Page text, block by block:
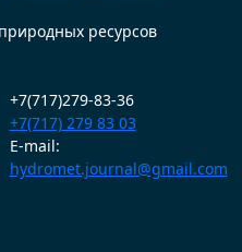
ресурсов
+7(717)279-83-36
+7(717) 279 83 03
E-mail:
hydromet.journal@gmail.com